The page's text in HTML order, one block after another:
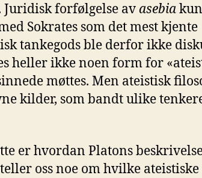
forfølgelse av asebia
Sokrates som det mest kjente
tankegods ble derfor ikke
heller ikke noen form for
møttes. Men ateistisk
kilder, som bandt ulike
er hvordan Platons
oss noe om hvilke